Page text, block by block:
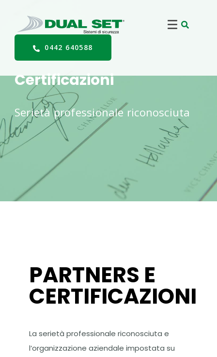
0442 640588
Certificazioni
Serietà professionale riconosciuta
PARTNERS E
CERTIFICAZIONI
La serietà professionale riconosciuta e
l’organizzazione aziendale impostata su